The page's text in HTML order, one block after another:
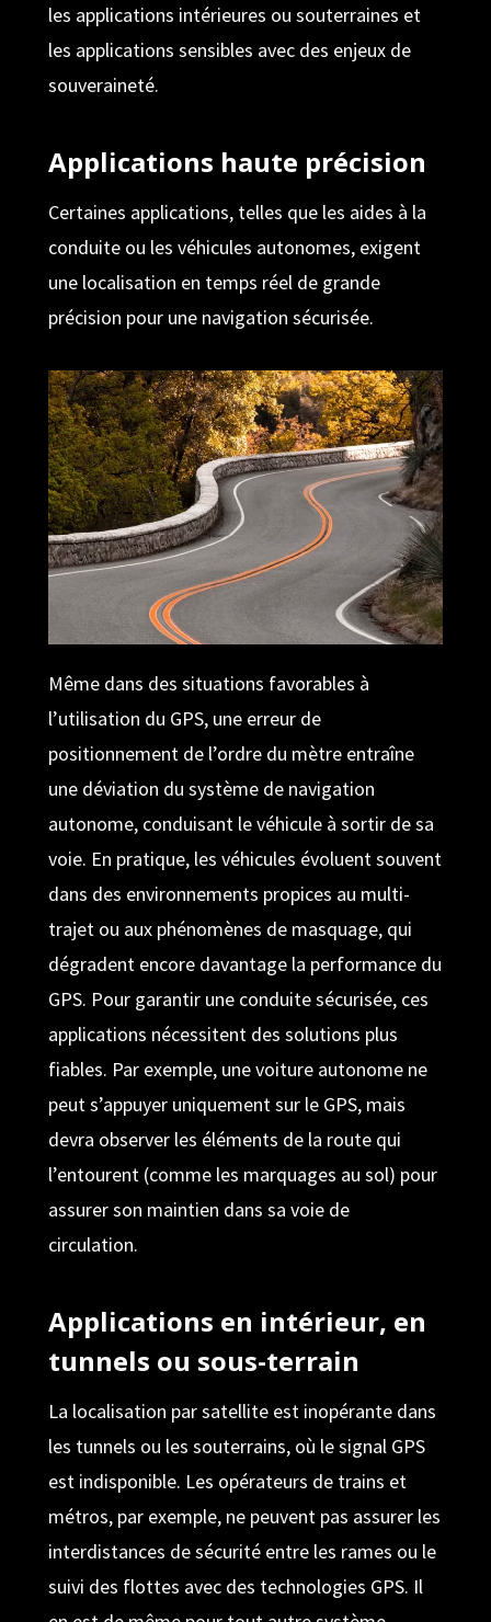
les applications intérieures ou souterraines et
les applications sensibles avec des enjeux de
souveraineté.
Applications haute précision
Certaines applications, telles que les aides à la
conduite ou les véhicules autonomes, exigent
une localisation en temps réel de grande
précision pour une navigation sécurisée.
Même dans des situations favorables à
l’utilisation du GPS, une erreur de
positionnement de l’ordre du mètre entraîne
une déviation du système de navigation
autonome, conduisant le véhicule à sortir de sa
voie. En pratique, les véhicules évoluent souvent
dans des environnements propices au multi-
trajet ou aux phénomènes de masquage, qui
dégradent encore davantage la performance du
GPS. Pour garantir une conduite sécurisée, ces
applications nécessitent des solutions plus
fiables. Par exemple, une voiture autonome ne
peut s’appuyer uniquement sur le GPS, mais
devra observer les éléments de la route qui
l’entourent (comme les marquages au sol) pour
assurer son maintien dans sa voie de
circulation.
Applications en intérieur, en
tunnels ou sous-terrain
La localisation par satellite est inopérante dans
les tunnels ou les souterrains, où le signal GPS
est indisponible. Les opérateurs de trains et
métros, par exemple, ne peuvent pas assurer les
interdistances de sécurité entre les rames ou le
suivi des flottes avec des technologies GPS. Il